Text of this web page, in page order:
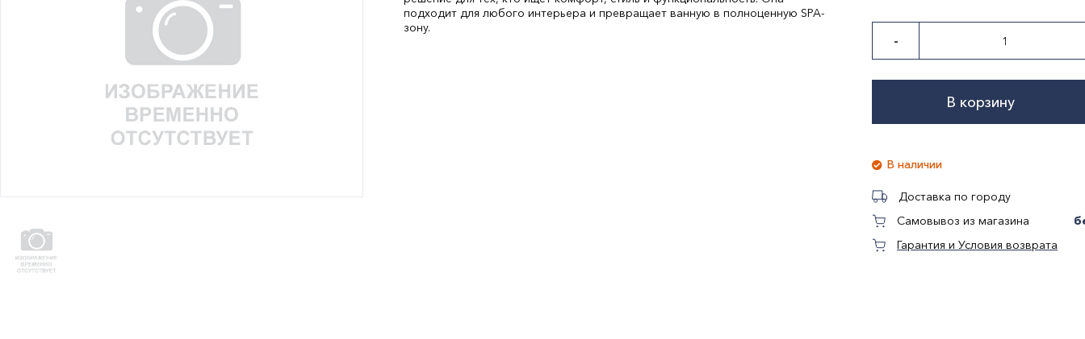
Часто
задаваемые
подходит для любого интерьера и превращает ванную в полноценную SPA-
зону.
-
В корзину
В наличии
Доставка по городу
Самовывоз из магазина
Гарантия и Условия возврата